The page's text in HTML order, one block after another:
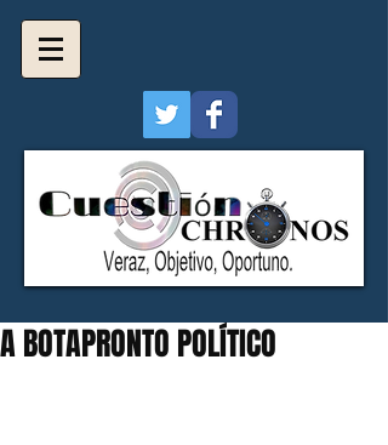
A BOTAPRONTO POLÍTICO